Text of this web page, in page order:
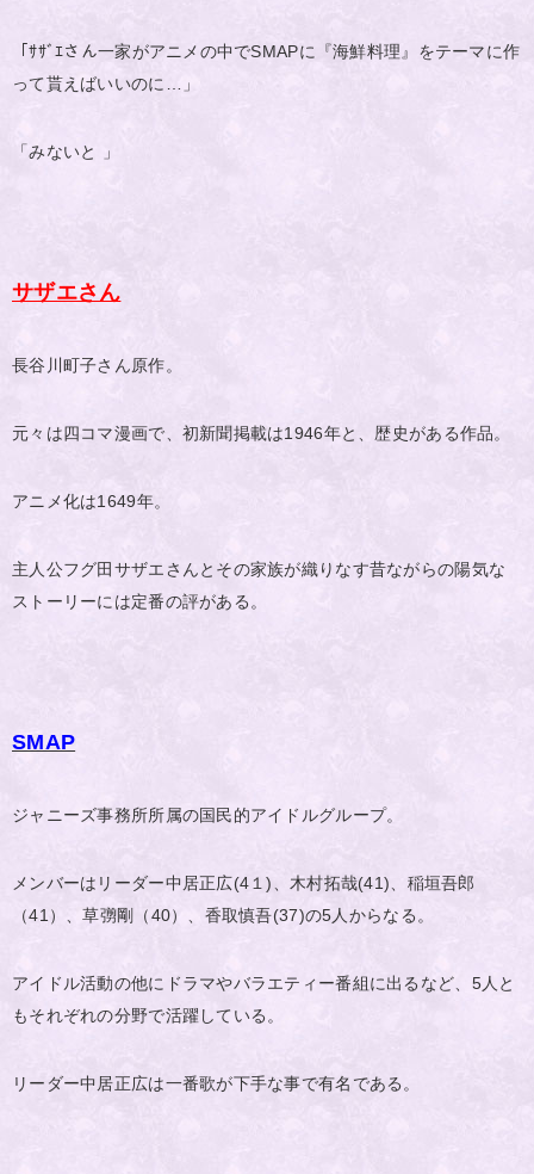
「ｻｻﾞｴさん一家がアニメの中でSMAPに『海鮮料理』をテーマに作
って貰えばいいのに…」
「みないと 」
サザエさん
長谷川町子さん原作。
元々は四コマ漫画で、初新聞掲載は1946年と、歴史がある作品。
アニメ化は1649年。
主人公フグ田サザエさんとその家族が織りなす昔ながらの陽気な
ストーリーには定番の評がある。
SMAP
ジャニーズ事務所所属の国民的アイドルグループ。
メンバーはリーダー中居正広(4１)、木村拓哉(41)、稲垣吾郎
（41）、草彅剛（40）、香取慎吾(37)の5人からなる。
アイドル活動の他にドラマやバラエティー番組に出るなど、5人と
もそれぞれの分野で活躍している。
リーダー中居正広は一番歌が下手な事で有名である。